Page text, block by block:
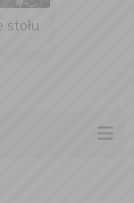
stołu